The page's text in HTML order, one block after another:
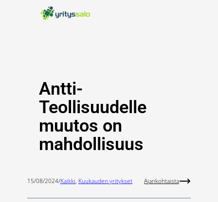
Antti-
Teollisuudelle
muutos on
mahdollisuus
15/08/2024/Kaikki, Kuukauden yritykset Ajankohtaista